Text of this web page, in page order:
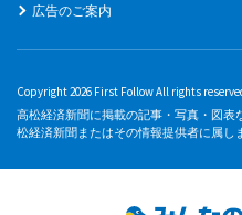
広告のご案内
Copyright 2026 First Follow All rights
高松経済新聞に掲載の記事・写真・図
松経済新聞またはその情報提供者に属し